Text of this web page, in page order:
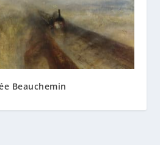
Beauchemin